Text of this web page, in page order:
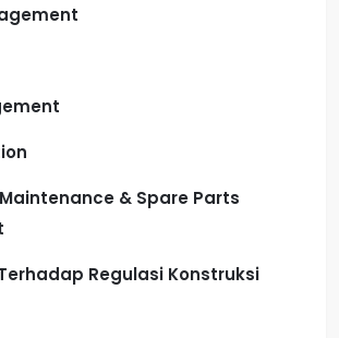
& Spare Parts
Regulasi Konstruksi